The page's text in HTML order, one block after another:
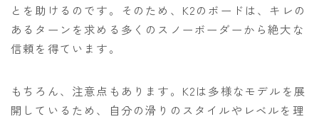
SALOMON
SCAPE
VOLCOM
とを助けるのです。そのため、K2のボードは、キレの
あるターンを求める多くのスノーボーダーから絶大な
信頼を得ています。
もちろん、注意点もあります。K2は多様なモデルを展
開しているため、自分の滑りのスタイルやレベルを理